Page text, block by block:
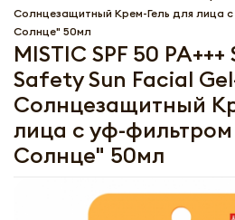
Солнцезащитный Крем-Гель для лица
Солнце" 50мл
MISTIC SPF 50
Safety Sun Facial
Солнцезащитный
лица с уф-
Солнце" 50мл